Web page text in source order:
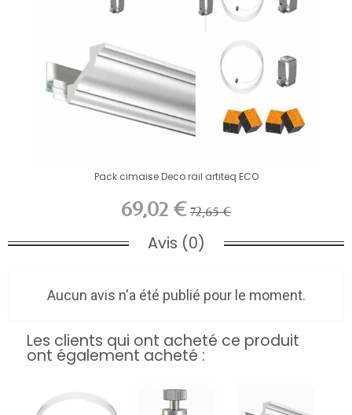
Pack cimaise Deco rail artiteq ECO
69,02 € 72,65 €
Avis (0)
Aucun avis n'a été publié pour le moment.
Les clients qui ont acheté ce produit
ont également acheté :